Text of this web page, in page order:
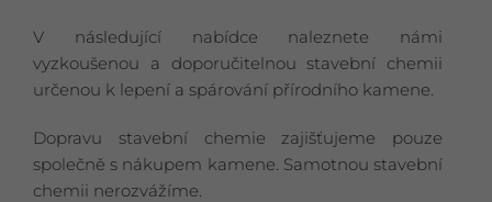
V následující nabídce naleznete námi
vyzkoušenou a doporučitelnou stavební chemii
určenou k lepení a spárování přírodního kamene.
Dopravu stavební chemie zajišťujeme pouze
společně s nákupem kamene. Samotnou stavební
chemii nerozvážíme.